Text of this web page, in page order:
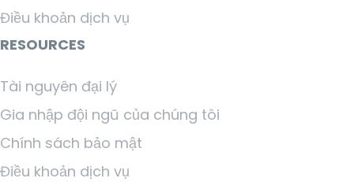
Điều khoản dịch vụ
RESOURCES
Tài nguyên đại lý
Gia nhập đội ngũ của chúng tôi
Chính sách bảo mật
Điều khoản dịch vụ